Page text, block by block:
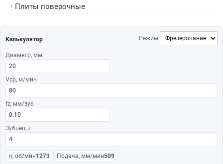
• Плиты поверочные
Калькулятор Режим:
Диаметр, мм
Vср, м/мин
fz, мм/зуб
Зубьев, z
n, об/мин1273 Подача, мм/мин509